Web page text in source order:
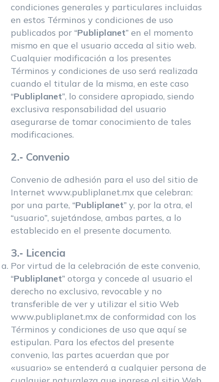
condiciones generales y particulares incluidas
en estos Términos y condiciones de uso
publicados por “Publiplanet” en el momento
mismo en que el usuario acceda al sitio web.
Cualquier modificación a los presentes
Términos y condiciones de uso será realizada
cuando el titular de la misma, en este caso
“Publiplanet”, lo considere apropiado, siendo
exclusiva responsabilidad del usuario
asegurarse de tomar conocimiento de tales
modificaciones.
2.- Convenio
Convenio de adhesión para el uso del sitio de
Internet www.publiplanet.mx que celebran:
por una parte, “Publiplanet” y, por la otra, el
“usuario”, sujetándose, ambas partes, a lo
establecido en el presente documento.
3.- Licencia
Por virtud de la celebración de este convenio,
“Publiplanet” otorga y concede al usuario el
derecho no exclusivo, revocable y no
transferible de ver y utilizar el sitio Web
www.publiplanet.mx de conformidad con los
Términos y condiciones de uso que aquí se
estipulan. Para los efectos del presente
convenio, las partes acuerdan que por
«usuario» se entenderá a cualquier persona de